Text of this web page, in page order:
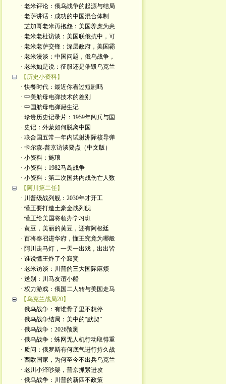
· 老米评论：俄乌战争的起源与结局
· 老萨讲话：成功的中国混合体制
· 芝加哥老米再抱怨：美国养虎为患
· 老米老杜访谈：美国联俄抗中，可
· 老米老萨交锋：深层政府，美国霸
· 老米漫谈：中国问题，俄乌战争，
· 老米如是说：征服还是催毁乌克兰
【历史小资料】
· 快餐时代：最近你看过短剧吗
· 中美航母电弹技术的差别
· 中国航母电弹诞生记
· 珍贵历史记录片：1959年阅兵与国
· 史记：外蒙如何脱离中国
· 联合国五常一年内试射洲际核导弹
· 卡尔森-普京访谈要点（中文版）
· 小资料：施琅
· 小资料：1982马岛战争
· 小资料：第二次国共内战伤亡人数
【阿川第二任】
· 川普级战列舰：2030年才开工
· 懂王要打造土豪金战列舰
· 懂王给美国将领办学习班
· 黄豆，美丽的黄豆，还有阿根廷
· 百将奉召进华府，懂王究竟为哪般
· 阿川走马灯，一天一出戏，出出皆
· 谁说懂王炸了个寂寞
· 老米访谈：川普的三大国际麻烦
· 送别：川马友谊小船
· 权力游戏：俄国二人转与美国走马
【乌克兰战局20】
· 俄乌战争：有谁骨子里不想停
· 俄乌战争结局：美中的“默契”
· 俄乌战争：2026预测
· 俄乌战争：蛛网无人机行动取得重
· 质问：俄罗斯有何底气进行持久战
· 西欧国家，为何至今不出兵乌克兰
· 老川小泽吵架，普京抓紧进攻
· 俄乌战争：川普的新四不政策